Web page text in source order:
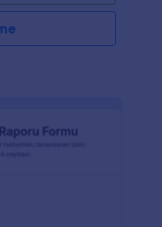
başlayın. Tüm
güvenli bir şekilde
görüntüleyebilir
entegre
Form
önemlidir – bu
ile uygunluk